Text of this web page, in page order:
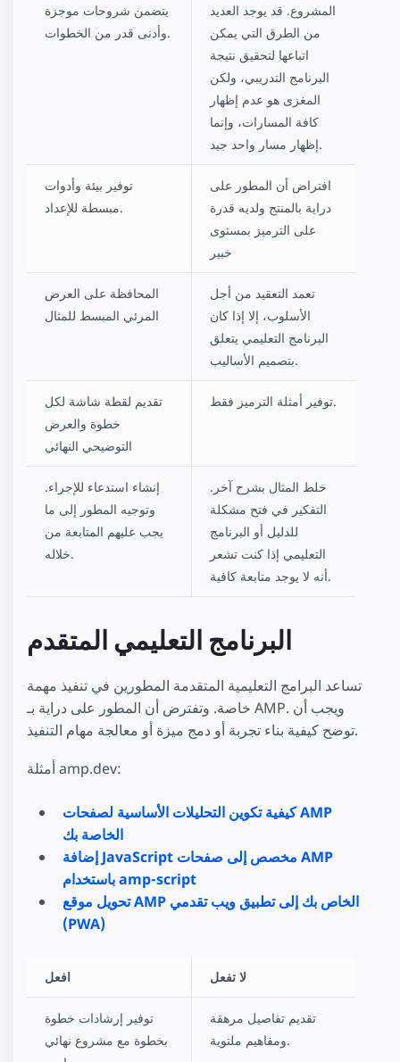
يتضمن شروحات موجزة
وأدنى قدر من الخطوات.
المشروع. قد يوجد العديد
من الطرق التي يمكن
اتباعها لتحقيق نتيجة
البرنامج التدريبي، ولكن
المغزى هو عدم إظهار
كافة المسارات، وإنما
إظهار مسار واحد جيد.
توفير بيئة وأدوات
مبسطة للإعداد.
افتراض أن المطور على
دراية بالمنتج ولديه قدرة
على الترميز بمستوى
خبير
المحافظة على العرض
المرئي المبسط للمثال
تعمد التعقيد من أجل
الأسلوب، إلا إذا كان
البرنامج التعليمي يتعلق
بتصميم الأساليب.
تقديم لقطة شاشة لكل
خطوة والعرض
التوضيحي النهائي
توفير أمثلة الترميز فقط.
إنشاء استدعاء للإجراء.
وتوجيه المطور إلى ما
يجب عليهم المتابعة من
خلاله.
خلط المثال بشرح آخر.
التفكير في فتح مشكلة
للدليل أو البرنامج
التعليمي إذا كنت تشعر
أنه لا يوجد متابعة كافية.
البرنامج التعليمي المتقدم
تساعد البرامج التعليمية المتقدمة المطورين في تنفيذ مهمة
خاصة. وتفترض أن المطور على دراية بـ AMP. ويجب أن
توضح كيفية بناء تجربة أو دمج ميزة أو معالجة مهام التنفيذ.
أمثلة amp.dev:
كيفية تكوين التحليلات الأساسية لصفحات AMP
الخاصة بك
إضافة JavaScript مخصص إلى صفحات AMP
باستخدام amp-script
تحويل موقع AMP الخاص بك إلى تطبيق ويب تقدمي
(PWA)
افعل لا تفعل
توفير إرشادات خطوة
بخطوة مع مشروع نهائي
تقديم تفاصيل مرهقة
ومفاهيم ملتوية.